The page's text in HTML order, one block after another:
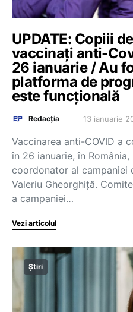
UPDATE: Copiii
vaccinați anti-
26 ianuarie / Au
platforma de
este funcțională
Redacția 13 ianuarie
Vaccinarea anti-COVID a
în 26 ianuarie, în
coordonator al campaniei
Valeriu Gheorghiță.
a campaniei…
Vezi articolul
Știri